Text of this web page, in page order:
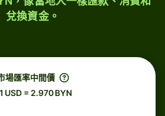
兌換資金。
場匯率中間價
USD = 2.970 BYN